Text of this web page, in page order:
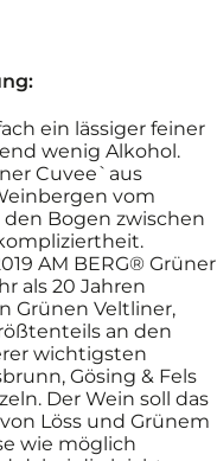
ein lässiger feiner
wenig Alkohol.
Cuvee`aus
vom
Bogen zwischen
AM BERG® Grüner
als 20 Jahren
Grünen Veltliner,
an den
wichtigsten
Gösing & Fels
Der Wein soll das
Löss und Grünem
wie möglich